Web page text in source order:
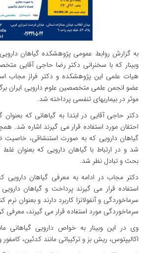
به گزارش روابط عمومی پژوهشکده گیاهان
وبینار که با سخنرانی دکتر رضا حاجی آقایی
هیات علمی این پژوهشکده و دکتر فراز مجاب
عضو انجمن علمی متخصصین علوم دارویی ایران
موثر در بیماریهای تنفسی پرداخته شد.
دکتر حاجی آقایی در ابتدا به گیاهانی که
احتقان مورد استفاده قرار می گیرند اشاره شد.
گیاهان دارویی که به صورت استنشاقی، خاصیت
شد و در ارتباط با گیاهان دارویی که بعنوان
بحث و تبادل نظر شد.
دکتر مجاب در ادامه به معرفی گیاهان دارویی
استفاده قرار می گیرند پرداخت و گیاهان
سرماخوردگی و آنفولانزا کاربرد دارند و بعنوان
سرماخوردگی مورد استفاده قرار می گیرند، معرفی
وی در این وبینار به خواص دارویی گیاهانی
اکالیپتوس، ریش بز و ترکیباتی مانند کدئین،